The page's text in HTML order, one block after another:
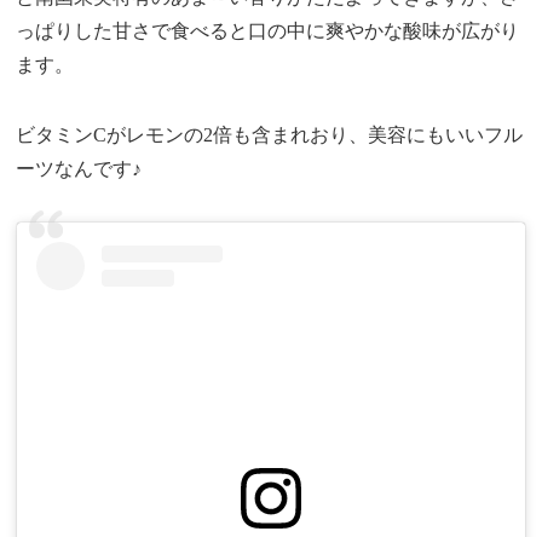
っぱりした甘さで食べると口の中に爽やかな酸味が広がり
ます。
ビタミンCがレモンの2倍も含まれおり、美容にもいいフル
ーツなんです♪